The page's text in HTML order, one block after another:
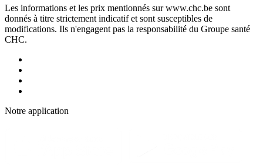
Les informations et les prix mentionnés sur www.chc.be sont
donnés à titre strictement indicatif et sont susceptibles de
modifications. Ils n'engagent pas la responsabilité du Groupe santé
CHC.
Notre application